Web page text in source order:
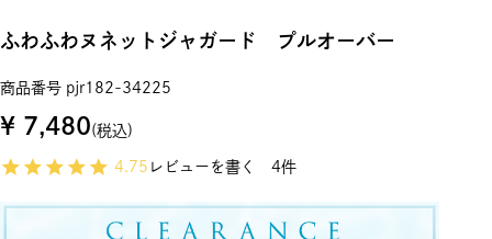
ふわふわヌネットジャガード プルオーバー
商品番号 pjr182-34225
¥ 7,480 税込
4.75 レビューを書く 4